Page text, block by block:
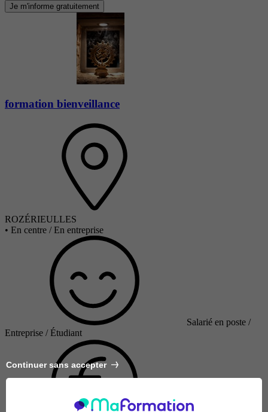
Je m'informe gratuitement
formation bienveillance
ROZÉRIEULLES
• En centre / En entreprise
Salarié en poste /
Entreprise / Étudiant
Continuer sans accepter